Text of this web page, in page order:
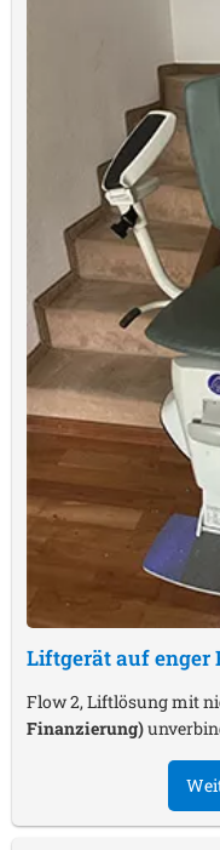
Liftgerät auf enger
Flow 2, Liftlösung mit
Finanzierung)